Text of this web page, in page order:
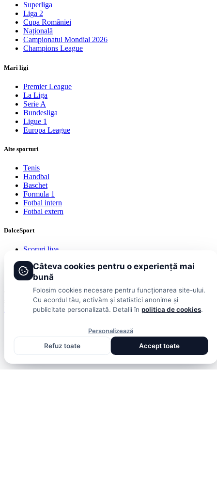
Superliga
Liga 2
Cupa României
Națională
Campionatul Mondial 2026
Champions League
Mari ligi
Premier League
La Liga
Serie A
Bundesliga
Ligue 1
Europa League
Alte sporturi
Tenis
Handbal
Baschet
Formula 1
Fotbal intern
Fotbal extern
DolceSport
Scoruri live
Publicitate
Termeni și condiții
© 2026 DolceSport. Toate drepturile rezervate. Scoruri, clasamente
și analize din toate competițiile
Fotbal intern Fotbal extern Scoruri live
Câteva cookies pentru o experiență mai
bună
Folosim cookies necesare pentru funcționarea site-ului.
Cu acordul tău, activăm și statistici anonime și
publicitate personalizată. Detalii în politica de cookies.
Personalizează
Refuz toate
Accept toate